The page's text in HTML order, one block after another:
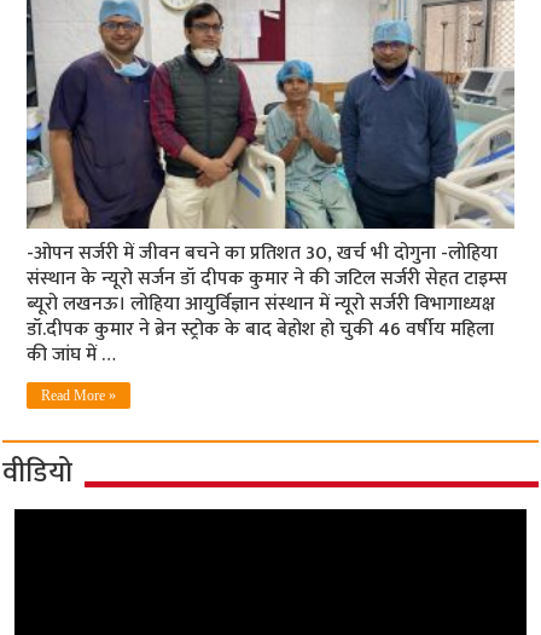
-ओपन सर्जरी में जीवन बचने का प्रतिशत 30, खर्च भी दोगुना -लोहिया
संस्‍थान के न्‍यूरो सर्जन डॉ दीपक कुमार ने की जटिल सर्जरी सेहत टाइम्‍स
ब्‍यूरो लखनऊ। लोहिया आयुर्विज्ञान संस्थान में न्यूरो सर्जरी विभागाध्यक्ष
डॉ.दीपक कुमार ने ब्रेन स्ट्रोक के बाद बेहोश हो चुकी 46 वर्षीय महिला
की जांघ में …
Read More »
वीडियो